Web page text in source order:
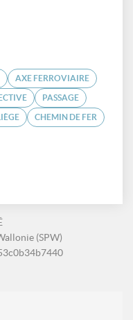
AXE FERROVIAIRE
PASSAGE
CHEMIN DE FER
(SPW)